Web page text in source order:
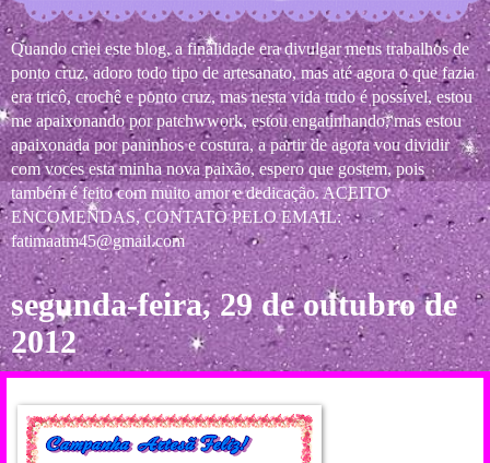
Quando criei este blog, a finalidade era divulgar meus trabalhos de
ponto cruz, adoro todo tipo de artesanato, mas até agora o que fazia
era tricô, crochê e ponto cruz, mas nesta vida tudo é possível, estou
me apaixonando por patchwwork, estou engatinhando, mas estou
apaixonada por paninhos e costura, a partir de agora vou dividir
com voces esta minha nova paixão, espero que gostem, pois
também é feito com muito amor e dedicação. ACEITO
ENCOMENDAS, CONTATO PELO EMAIL:
fatimaatm45@gmail.com
segunda-feira, 29 de outubro de
2012